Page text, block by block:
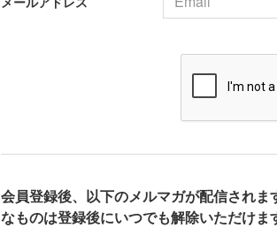
会員登録後、以下のメルマガが配信され
なものは登録後にいつでも解除いただけま